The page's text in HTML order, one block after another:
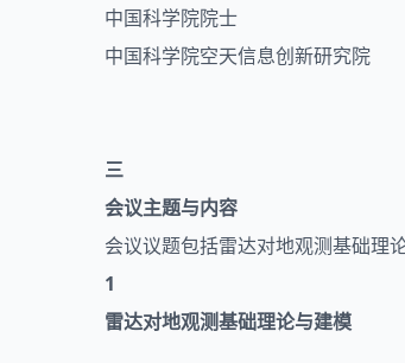
中国科学院院士
中国科学院空天信息创新研究院
三
会议主题与内容
会议议题包括雷达对地观测基础理
1
雷达对地观测基础理论与建模